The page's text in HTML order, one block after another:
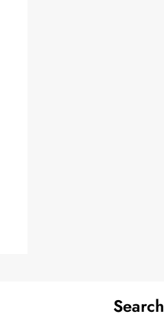
Search